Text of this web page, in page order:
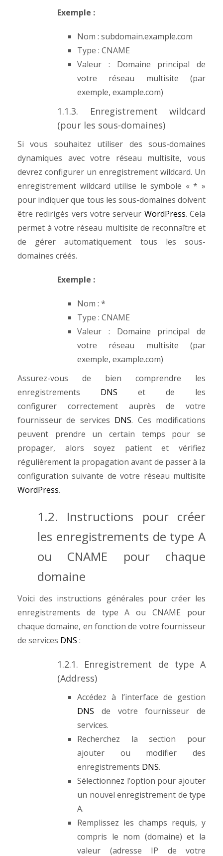
Exemple :
Nom : subdomain.example.com
Type : CNAME
Valeur : Domaine principal de
votre réseau multisite (par
exemple, example.com)
1.1.3. Enregistrement wildcard
(pour les sous-domaines)
Si vous souhaitez utiliser des sous-domaines
dynamiques avec votre réseau multisite, vous
devrez configurer un enregistrement wildcard. Un
enregistrement wildcard utilise le symbole « * »
pour indiquer que tous les sous-domaines doivent
être redirigés vers votre serveur WordPress.Cela
permet à votre réseau multisite de reconnaître et
de gérer automatiquement tous les sous-
domaines créés.
Exemple :
Nom : *
Type : CNAME
Valeur : Domaine principal de
votre réseau multisite (par
exemple, example.com)
Assurez-vous de bien comprendre les
enregistrements DNS et de les
configurer correctement auprès de votre
fournisseur de services DNS. Ces modifications
peuvent prendre un certain temps pour se
propager, alors soyez patient et vérifiez
régulièrement la propagation avant de passer à la
configuration suivante de votre réseau multisite
WordPress.
1.2. Instructions pour créer
les enregistrements de type A
ou CNAME pour chaque
domaine
Voici des instructions générales pour créer les
enregistrements de type A ou CNAME pour
chaque domaine, en fonction de votre fournisseur
de services DNS :
1.2.1. Enregistrement de type A
(Address)
Accédez à l’interface de gestion
DNS de votre fournisseur de
services.
Recherchez la section pour
ajouter ou modifier des
enregistrements DNS.
Sélectionnez l’option pour ajouter
un nouvel enregistrement de type
A.
Remplissez les champs requis, y
compris le nom (domaine) et la
valeur (adresse IP de votre